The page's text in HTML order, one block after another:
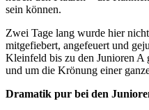
sein können.
Zwei Tage lang wurde hier
mitgefiebert, angefeuert und
Kleinfeld bis zu den Junioren A
und um die Krönung einer
Dramatik pur bei den